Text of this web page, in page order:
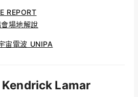
REPORT
場地解說
宙電波 UNIPA
Kendrick Lamar